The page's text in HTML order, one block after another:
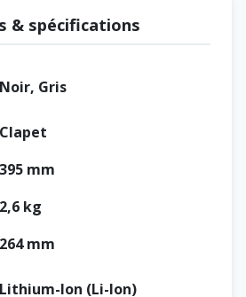
& spécifications
Noir, Gris
Clapet
395 mm
2,6 kg
264 mm
Lithium-Ion (Li-Ion)